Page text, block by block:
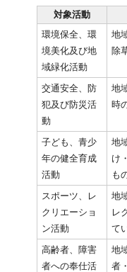
対象活動
環境保全、環
境美化及び地
域緑化活動
地
除
交通安全、防
犯及び防災活
動
地
時
子ども、青少
年の健全育成
活動
地
け
も
スポーツ、レ
クリエーショ
ン活動
地
レ
て
高齢者、障害
者への奉仕活
地
者